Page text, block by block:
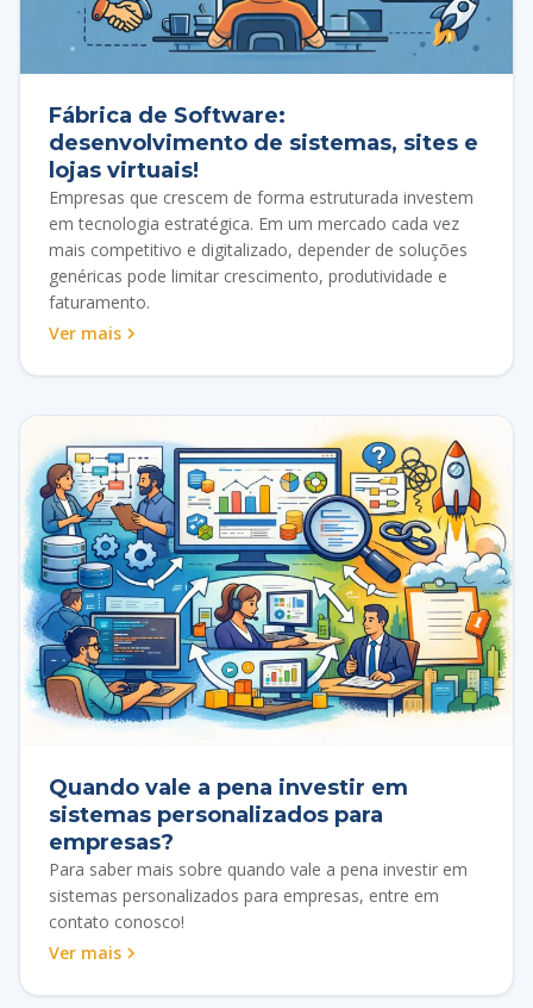
Fábrica de Software:
desenvolvimento de sistemas, sites e
lojas virtuais!
Empresas que crescem de forma estruturada investem
em tecnologia estratégica. Em um mercado cada vez
mais competitivo e digitalizado, depender de soluções
genéricas pode limitar crescimento, produtividade e
faturamento.
Ver mais
Quando vale a pena investir em
sistemas personalizados para
empresas?
Para saber mais sobre quando vale a pena investir em
sistemas personalizados para empresas, entre em
contato conosco!
Ver mais